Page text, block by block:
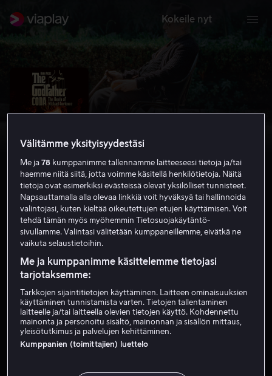
Kokeile nyt
The Godfather Coda: The death of
Michael Corleone
7.6 Rikoselokuvat 1990
2 h 32 min
K-12
Vuokraa 3,99 €
Osta 10,99 €
Välitämme yksityisyydestäsi
Me ja78 kumppanimme tallennamme laitteeseesi tietoja ja/tai
haemme niitä siitä, jotta voimme käsitellä henkilötietoja. Näitä
tietoja ovat esimerkiksi evästeissä olevat yksilölliset tunnisteet.
Napsauttamalla alla olevaa linkkiä voit hyväksyä tai hallinnoida
valintojasi, kuten kieltää oikeutettujen etujen käyttämisen. Voit
tehdä tämän myös myöhemmin Tietosuojakäytäntö-
sivullamme. Valintasi välitetään kumppaneillemme, eivätkä ne
vaikuta selaustietoihin.
Me ja kumppanimme käsittelemme tietojasi
tarjotaksemme:
Tarkkojen sijaintitietojen käyttäminen. Laitteen ominaisuuksien
käyttäminen tunnistamista varten. Tietojen tallentaminen
laitteelle ja/tai laitteella olevien tietojen käyttö. Kohdennettu
mainonta ja personoitu sisältö, mainonnan ja sisällön mittaus,
yleisötutkimus ja palvelujen kehittäminen.
Kumppanien (toimittajien) luettelo